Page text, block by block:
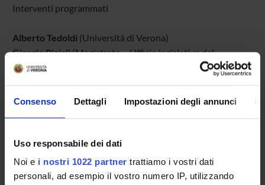
Consenso Dettagli Impostazioni degli annunci
Uso responsabile dei dati
Noi e i nostri 1022 partner trattiamo i vostri dati
personali, ad esempio il vostro numero IP, utilizzando
Interventi programmati
Alberto Tedoldi (Università di Verona)
Giorgio Piziali(Magistrato – Ufficio legislativo del
Ministero della Giustizia)
Elisa Lorenzetto (Università di Verona)
Ore 13.15
Conclusioni
Giovanni Verde